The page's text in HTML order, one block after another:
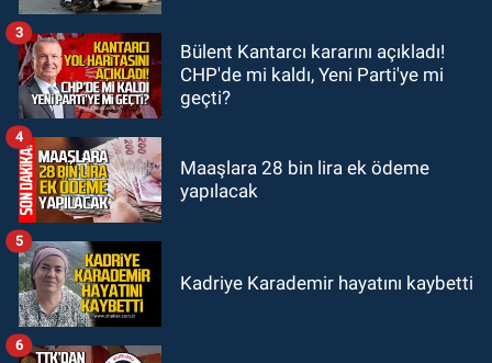
GÜNDEM
20:46Zonguldak-Düzce yolunda
feci kaza: Çok sayıda yaralı var
Bülent Kantarcı kararını açıkladı!
CHP'de mi kaldı, Yeni Parti'ye mi
geçti?
3
Maaşlara 28 bin lira ek ödeme
yapılacak
4
Kadriye Karademir hayatını kaybetti
5
6